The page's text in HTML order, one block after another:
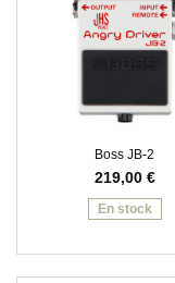
Boss JB-2
219,00 €
En stock